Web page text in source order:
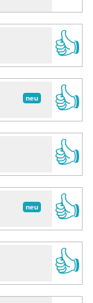
👍
neu
👍
👍
neu
👍
👍